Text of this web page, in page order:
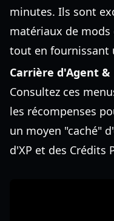
minutes. Ils sont
matériaux de
tout en fournissant
Carrière d'Agent &
Consultez ces
les récompenses
un moyen "caché"
d'XP et des Crédits